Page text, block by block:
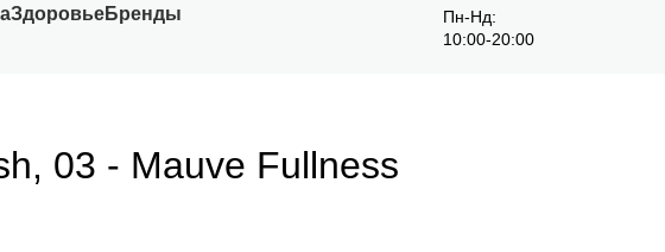
ЗдоровьеБренды
Пн-Нд:
10:00-20:00
03 - Mauve Fullness